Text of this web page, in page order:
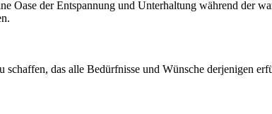
der Entspannung und Unterhaltung während der
das alle Bedürfnisse und Wünsche derjenigen